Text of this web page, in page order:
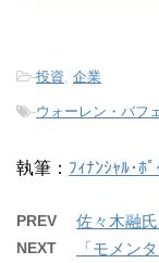
-投資 企業
-ウォーレン・バフ
執筆： ﾌｨﾅﾝｼｬﾙ･ﾎ
PREV 佐々木融
NEXT
「モメン